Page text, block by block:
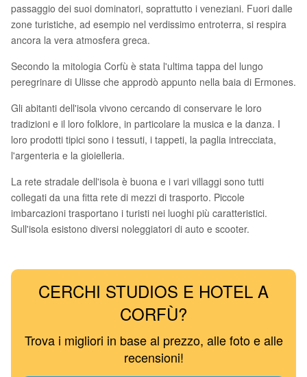
passaggio dei suoi dominatori, soprattutto i veneziani. Fuori dalle
zone turistiche, ad esempio nel verdissimo entroterra, si respira
ancora la vera atmosfera greca.
Secondo la mitologia Corfù è stata l'ultima tappa del lungo
peregrinare di Ulisse che approdò appunto nella baia di Ermones.
Gli abitanti dell'isola vivono cercando di conservare le loro
tradizioni e il loro folklore, in particolare la musica e la danza. I
loro prodotti tipici sono i tessuti, i tappeti, la paglia intrecciata,
l'argenteria e la gioielleria.
La rete stradale dell'isola è buona e i vari villaggi sono tutti
collegati da una fitta rete di mezzi di trasporto. Piccole
imbarcazioni trasportano i turisti nei luoghi più caratteristici.
Sull'isola esistono diversi noleggiatori di auto e scooter.
CERCHI STUDIOS E HOTEL A
CORFÙ?
Trova i migliori in base al prezzo, alle foto e alle
recensioni!